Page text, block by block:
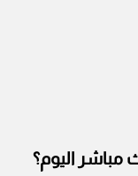
مباشر اليوم؟